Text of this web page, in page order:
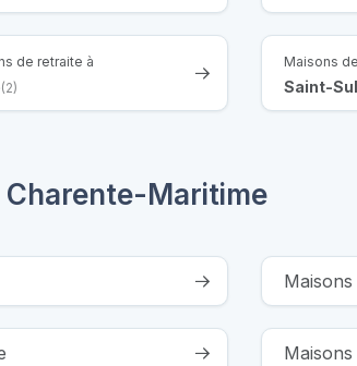
de retraite à
(2)
Maisons
Saint-
Maritime